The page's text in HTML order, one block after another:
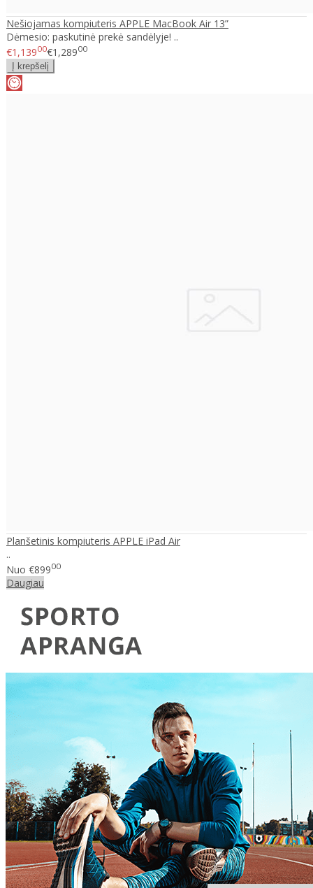
Nešiojamas kompiuteris APPLE MacBook Air 13”
Dėmesio: paskutinė prekė sandėlyje! ..
€1,13900€1,28900
Planšetinis kompiuteris APPLE iPad Air
..
Nuo €89900
Daugiau